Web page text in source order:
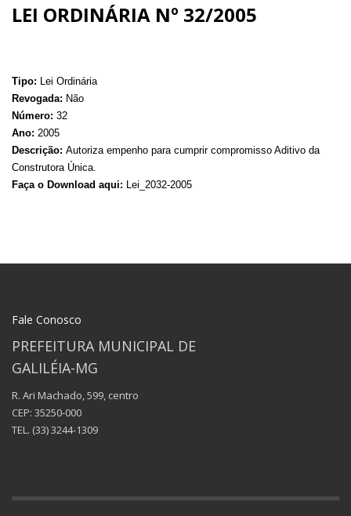
LEI ORDINÁRIA Nº 32/2005
Tipo: Lei Ordinária
Revogada: Não
Número: 32
Ano: 2005
Descrição: Autoriza empenho para cumprir compromisso Aditivo da
Construtora Única.
Faça o Download aqui: Lei_2032-2005
Fale Conosco
PREFEITURA MUNICIPAL DE
GALILÉIA-MG
R. Ari Machado, 599, centro
CEP: 35250-000
TEL. (33) 3244-1309